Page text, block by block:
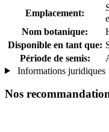
Emplacement:
Nom botanique:
Disponible en tant que:
Période de semis:
Informations juridiques
Nos